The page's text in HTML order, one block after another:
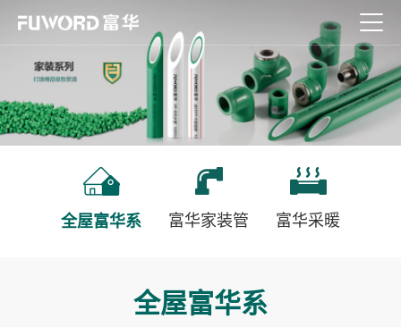
全屋富华系 富华家装管 富华采暖
全屋富华系